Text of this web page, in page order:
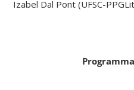
Izabel Dal Pont (UFSC-